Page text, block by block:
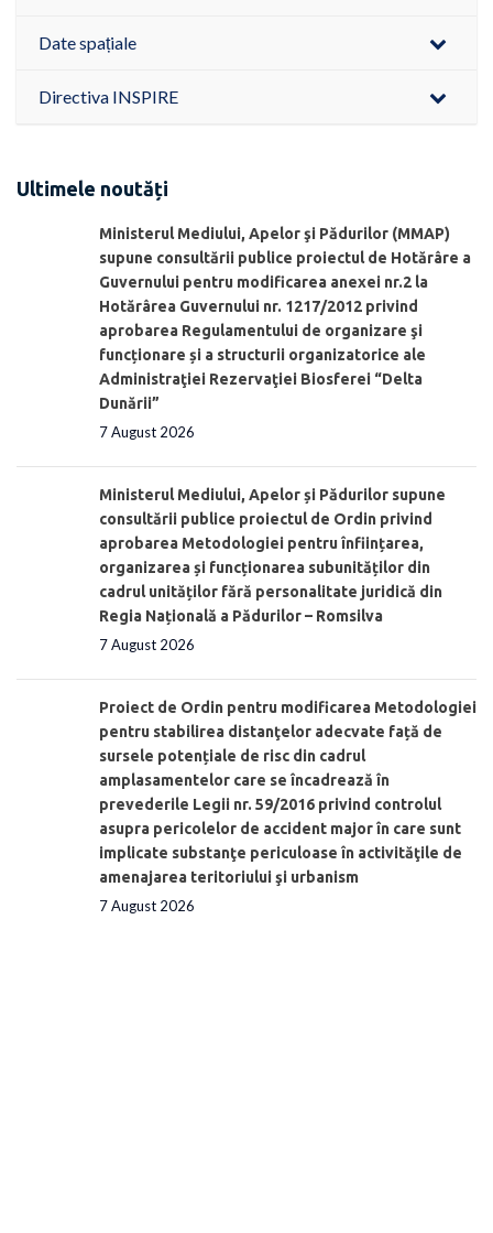
Date spațiale
Directiva INSPIRE
Ultimele noutăți
Ministerul Mediului, Apelor şi Pădurilor (MMAP)
supune consultării publice proiectul de Hotărâre a
Guvernului pentru modificarea anexei nr.2 la
Hotărârea Guvernului nr. 1217/2012 privind
aprobarea Regulamentului de organizare şi
funcționare și a structurii organizatorice ale
Administraţiei Rezervaţiei Biosferei “Delta
Dunării”
7 August 2026
Ministerul Mediului, Apelor și Pădurilor supune
consultării publice proiectul de Ordin privind
aprobarea Metodologiei pentru înființarea,
organizarea și funcționarea subunităților din
cadrul unităților fără personalitate juridică din
Regia Națională a Pădurilor – Romsilva
7 August 2026
Proiect de Ordin pentru modificarea Metodologiei
pentru stabilirea distanţelor adecvate față de
sursele potențiale de risc din cadrul
amplasamentelor care se încadrează în
prevederile Legii nr. 59/2016 privind controlul
asupra pericolelor de accident major în care sunt
implicate substanţe periculoase în activităţile de
amenajarea teritoriului şi urbanism
7 August 2026